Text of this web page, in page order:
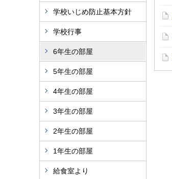
学校いじめ防止基本方針
学校行事
6年生の部屋
5年生の部屋
4年生の部屋
3年生の部屋
2年生の部屋
1年生の部屋
給食室より